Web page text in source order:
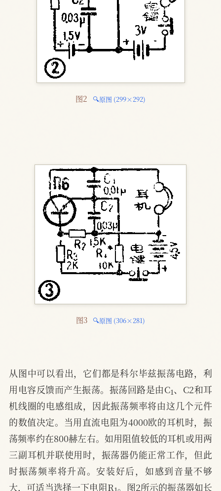
图2 🔍原图 (299×292)
图3 🔍原图 (306×281)
从图中可以看出，它们都是科尔毕兹振荡电路，利
用电容反馈而产生振荡。振荡回路是由C1、C2和耳
机线圈的电感组成，因此振荡频率将由这几个元件
的数值决定。当用直流电阻为4000欧的耳机时，振
荡频率约在800赫左右。如用阻值较低的耳机或用两
三副耳机并联使用时，振荡器仍能正常工作，但此
时振荡频率将升高。安装好后，如感到音量不够
大，可适当选择一下电阻R1。图2所示的振荡器如长